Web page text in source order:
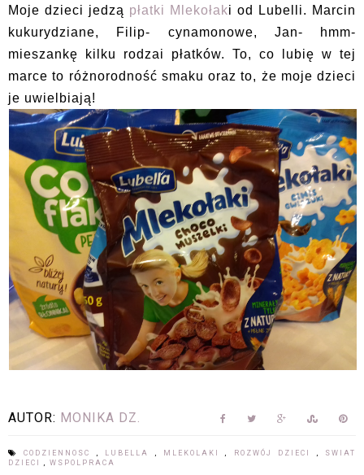
Moje dzieci jedzą płatki Mlekołaki od Lubelli. Marcin
kukurydziane, Filip- cynamonowe, Jan- hmm-
mieszankę kilku rodzai płatków. To, co lubię w tej
marce to różnorodność smaku oraz to, że moje dzieci
je uwielbiają!
AUTOR: MONIKA DZ.
CODZIENNOSC , LUBELLA , MLEKOLAKI, ROZWÓJ DZIECI , SWIAT
DZIECI , WSPOLPRACA